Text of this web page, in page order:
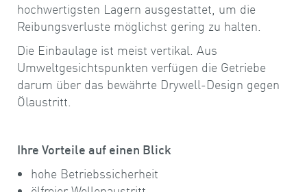
hochwertigsten Lagern ausgestattet, um die
Reibungsverluste möglichst gering zu halten.
Die Einbaulage ist meist vertikal. Aus
Umweltgesichtspunkten verfügen die Getriebe
darum über das bewährte Drywell-Design gegen
Ölaustritt.
Ihre Vorteile auf einen Blick
hohe Betriebssicherheit